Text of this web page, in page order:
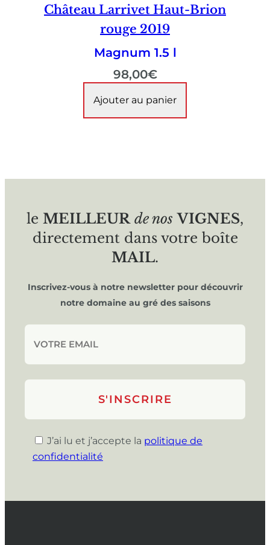
Château Larrivet Haut-Brion
rouge 2019
Magnum 1.5 l
98,00€
Ajouter au panier
le MEILLEUR de nos VIGNES,
directement dans votre boîte
MAIL.
Inscrivez-vous à notre newsletter pour découvrir
notre domaine au gré des saisons
J’ai lu et j’accepte la politique de
confidentialité